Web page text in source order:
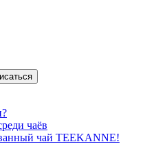
чаёв
чай TEEKANNE!